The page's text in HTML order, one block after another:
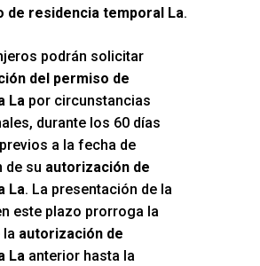
de residencia temporal La.
podrán solicitar
del permiso de
Lapor circunstancias
durante los 60 días
a la fecha de
de su autorización de
La. La presentación de la
este plazo prorroga la
la autorización de
Laanterior hasta la